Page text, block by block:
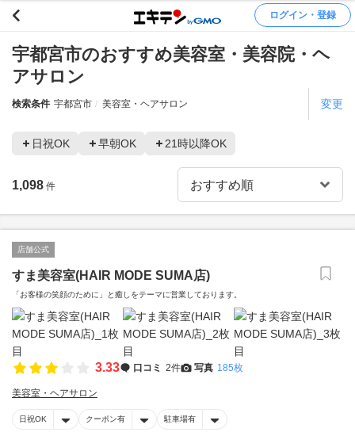
ログイン・登録
宇都宮市のおすすめ美容室・美容院・ヘ
アサロン
検索条件 宇都宮市 美容室・ヘアサロン 変更
日祝OK 早朝OK 21時以降OK
1,098 件
店舗公式
すま美容室(HAIR MODE SUMA店)
「お客様の笑顔のために」と癒しをテーマに営業しております。
3.33 口コミ 2件 写真 185枚
美容室・ヘアサロン
日祝OK クーポン有 駐車場有